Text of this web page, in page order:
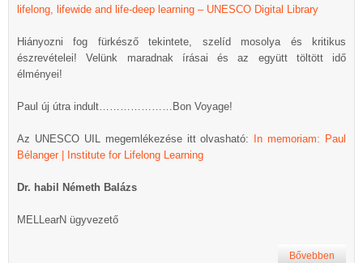
lifelong, lifewide and life-deep learning – UNESCO Digital Library
Hiányozni fog fürkésző tekintete, szelíd mosolya és kritikus
észrevételei! Velünk maradnak írásai és az együtt töltött idő
élményei!
Paul új útra indult…………………Bon Voyage!
Az UNESCO UIL megemlékezése itt olvasható:
In memoriam: Paul
Bélanger | Institute for Lifelong Learning
Dr. habil Németh Balázs
MELLearN ügyvezető
Bővebben